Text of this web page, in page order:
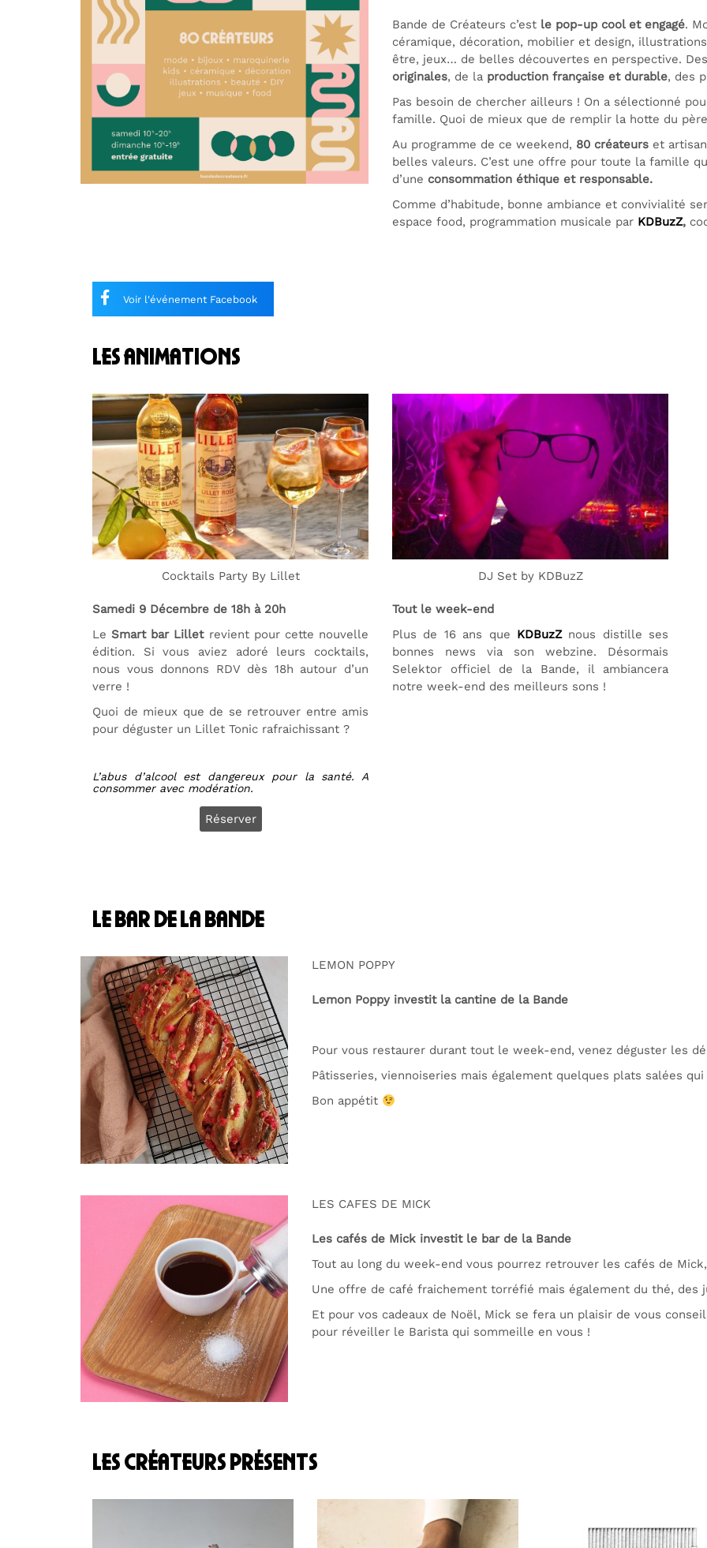
Bande de Créateurs c’est le pop-up cool et engagé.
céramique, décoration, mobilier et design,
être, jeux… de belles découvertes en perspective.
originales, de la production française et durable, des
Pas besoin de chercher ailleurs ! On a sélectionné
famille. Quoi de mieux que de remplir la hotte du
Au programme de ce weekend, 80 créateurs et
belles valeurs. C’est une offre pour toute la famille
d’une consommation éthique et responsable.
Comme d’habitude, bonne ambiance et convivialité
espace food, programmation musicale par KDBuzZ,
Voir l'événement Facebook
les animations
Cocktails Party By Lillet
Samedi 9 Décembre de 18h à 20h
LeSmart bar Lilletrevient pour cette nouvelle
édition. Si vous aviez adoré leurs cocktails,
nous vous donnons RDV dès 18h autour d’un
verre !
Quoi de mieux que de se retrouver entre amis
pour déguster un Lillet Tonic rafraichissant ?
L’abus d’alcool est dangereux pour la santé. A
consommer avec modération.
Réserver
DJ Set by KDBuzZ
Tout le week-end
Plus de 16 ans que KDBuzZnous distille ses
bonnes news via son webzine. Désormais
Selektor officiel de la Bande, il ambiancera
notre week-end des meilleurs sons !
le bar de la bande
LEMON POPPY
Lemon Poppy investit la cantine de la Bande
Pour vous restaurer durant tout le week-end, venez déguster les
Pâtisseries, viennoiseries mais également quelques plats salées
Bon appétit
LES CAFES DE MICK
Les cafés de Mick investit le bar de la Bande
Tout au long du week-end vous pourrez retrouver les cafés de
Une offre de café fraichement torréfié mais également du thé, des
Et pour vos cadeaux de Noël, Mick se fera un plaisir de vous
pour réveiller le Barista qui sommeille en vous !
les créateurs présents